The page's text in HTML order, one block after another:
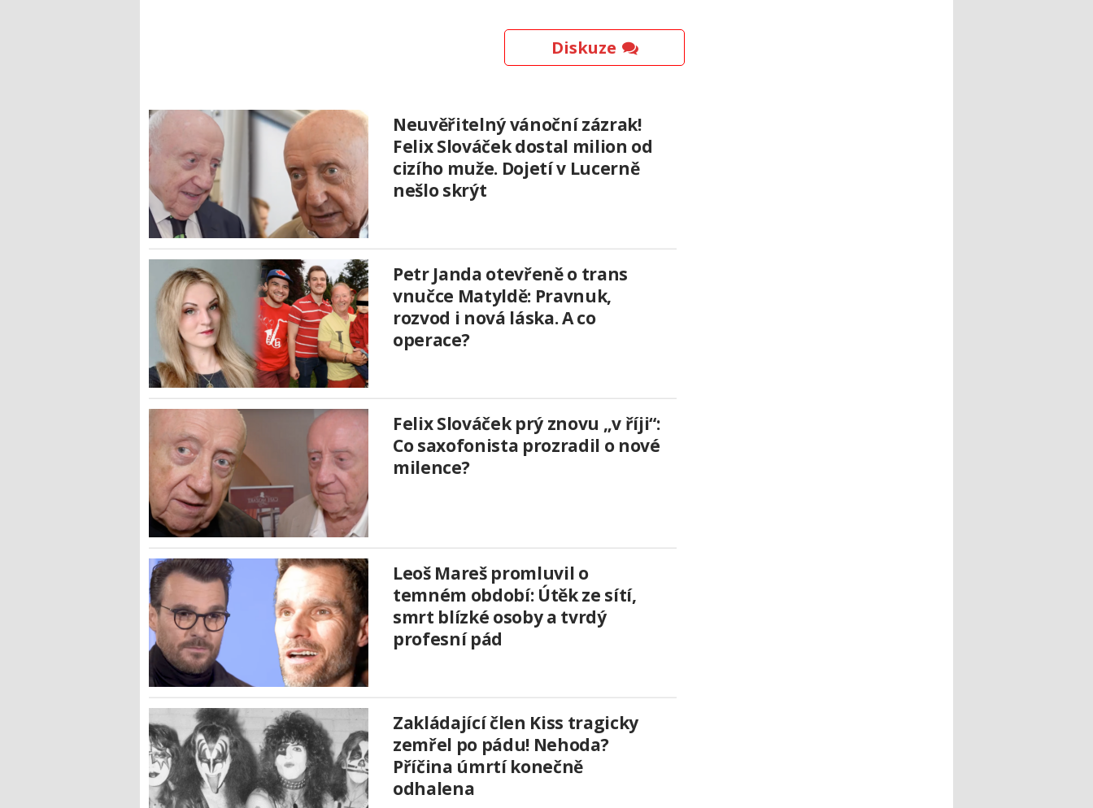
Diskuze
Neuvěřitelný vánoční zázrak!
Felix Slováček dostal milion od
cizího muže. Dojetí v Lucerně
nešlo skrýt
Petr Janda otevřeně o trans
vnučce Matyldě: Pravnuk,
rozvod i nová láska. A co
operace?
Felix Slováček prý znovu „v říji“:
Co saxofonista prozradil o nové
milence?
Leoš Mareš promluvil o
temném období: Útěk ze sítí,
smrt blízké osoby a tvrdý
profesní pád
Zakládající člen Kiss tragicky
zemřel po pádu! Nehoda?
Příčina úmrtí konečně
odhalena